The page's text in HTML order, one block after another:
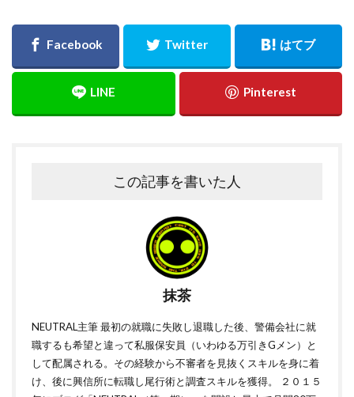
この記事を書いた人
抹茶
NEUTRAL主筆 最初の就職に失敗し退職した後、警備会社に就
職するも希望と違って私服保安員（いわゆる万引きGメン）と
して配属される。その経験から不審者を見抜くスキルを身に着
け、後に興信所に転職し尾行術と調査スキルを獲得。 ２０１５